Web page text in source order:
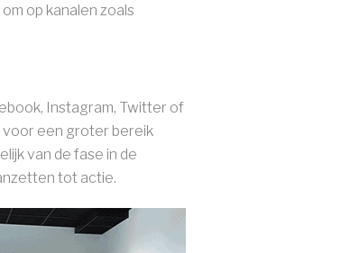
op kanalen zoals
Instagram, Twitter of
voor een groter bereik
van de fase in de
tot actie.